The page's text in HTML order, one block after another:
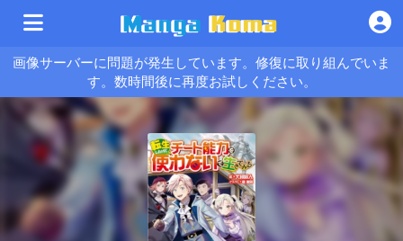
画像サーバーに問題が発生しています。修復に取り組んでいま
す。数時間後に再度お試しください。